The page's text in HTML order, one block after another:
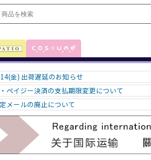
金) 出荷遅延のお知らせ
ペイジー決済の支払期限変更について
メールの廃止について